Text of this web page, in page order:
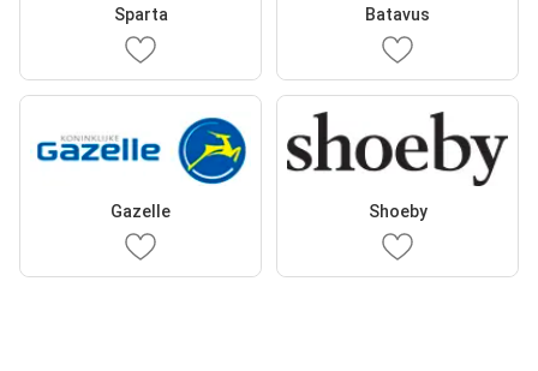
Sparta Batavus
Gazelle Shoeby